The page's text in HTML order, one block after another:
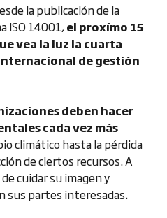
la publicación de la
ISO 14001,el proxímo 15
vea la luz la cuarta
de gestión
deben hacer
cada vez más
climático hasta la pérdida
de ciertos recursos. A
cuidar su imagen y
sus partes interesadas.